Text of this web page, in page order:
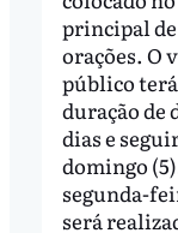
principal de
orações. O
público terá
duração de
dias e
domingo
segunda-
será